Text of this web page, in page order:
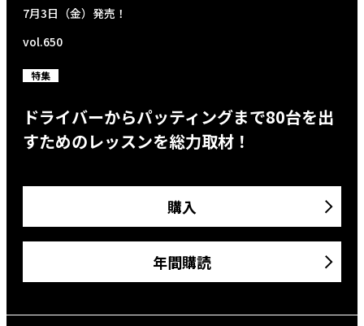
7月3日（金）発売！
vol.650
特集
ドライバーからパッティングまで80台を出
すためのレッスンを総力取材！
購入
年間購読